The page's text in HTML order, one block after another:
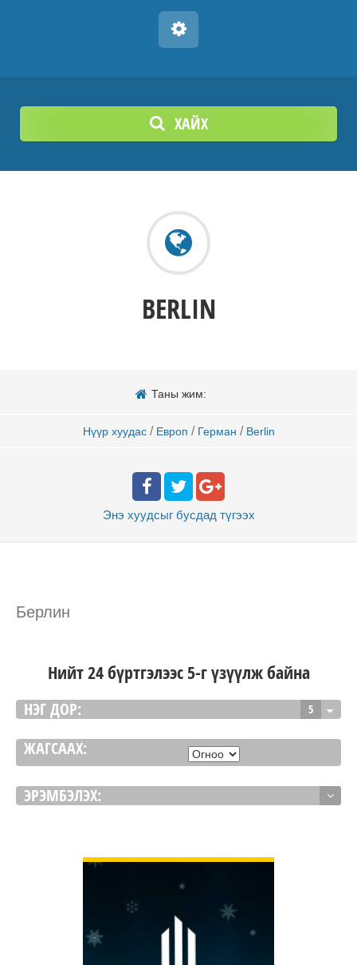
ХАЙХ
BERLIN
Таны жим:
Нүүр хуудас / Европ / Герман / Berlin
Энэ хуудсыг бусдад түгээх
Берлин
Нийт 24 бүртгэлээс 5-г үзүүлж байна
НЭГ ДОР: 5
ЖАГСААХ:
ЭРЭМБЭЛЭХ: